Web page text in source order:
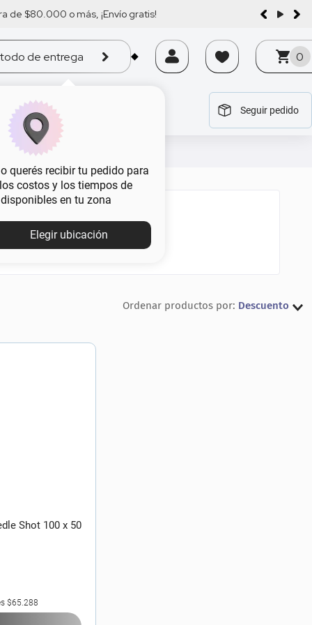
de $80.000 o más, ¡Envío gratis!
de entrega
querés recibir tu pedido para
costos y los tiempos de
en tu zona
Elegir ubicación
0
Seguir pedido
Descuento
Shot 100 x 50
$65.288